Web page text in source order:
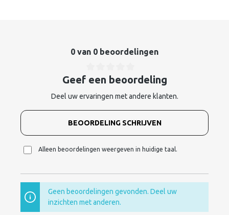
0 van 0 beoordelingen
Geef een beoordeling
Deel uw ervaringen met andere klanten.
BEOORDELING SCHRIJVEN
Alleen beoordelingen weergeven in huidige taal.
Geen beoordelingen gevonden. Deel uw
inzichten met anderen.